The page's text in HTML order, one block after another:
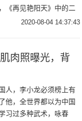
《再见艳阳天》中的二
天》中的白牡丹也是
2020-08-04 14:37:43
肉照曝光，背
人，李小龙必须榜上有
他，全世界都以为中国
习过多种武术，咏春